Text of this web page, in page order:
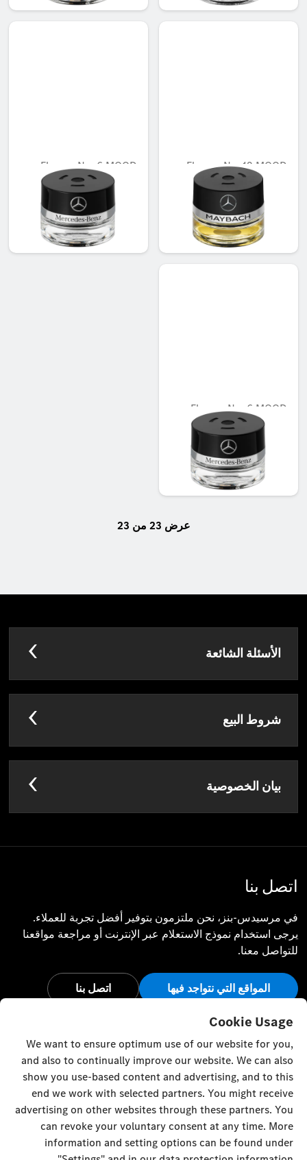
Flacon, No. 12 MOOD
ebony
غير متوفر حاليا
AED 721.35
Flacon, No. 6 MOOD
mimosa
غير متوفر حاليا
AED 548.10
Flacon, No. 6 MOOD
hibiscus
غير متوفر حاليا
AED 548.10
عرض 23 من 23
الأسئلة الشائعة
شروط البيع
بيان الخصوصية
اتصل بنا
في مرسيدس-بنز، نحن ملتزمون بتوفير أفضل تجربة للعملاء.
يرجى استخدام نموذج الاستعلام عبر الإنترنت أو مراجعة مواقعنا
للتواصل معنا.
المواقع التي نتواجد فيها اتصل بنا
أبق على اتصال
تفضل بزيارة قنواتنا الاجتماعية للاطلاع على آخر أخبار وفعاليات
مرسيدس-بنز.
إعدادات ملفات تعريف الارتباطإلى الأعلى
Cookie Usage
We want to ensure optimum use of our website for you,
and also to continually improve our website. We can also
show you use-based content and advertising, and to this
end we work with selected partners. You might receive
advertising on other websites through these partners. You
can revoke your voluntary consent at any time. More
information and setting options can be found under